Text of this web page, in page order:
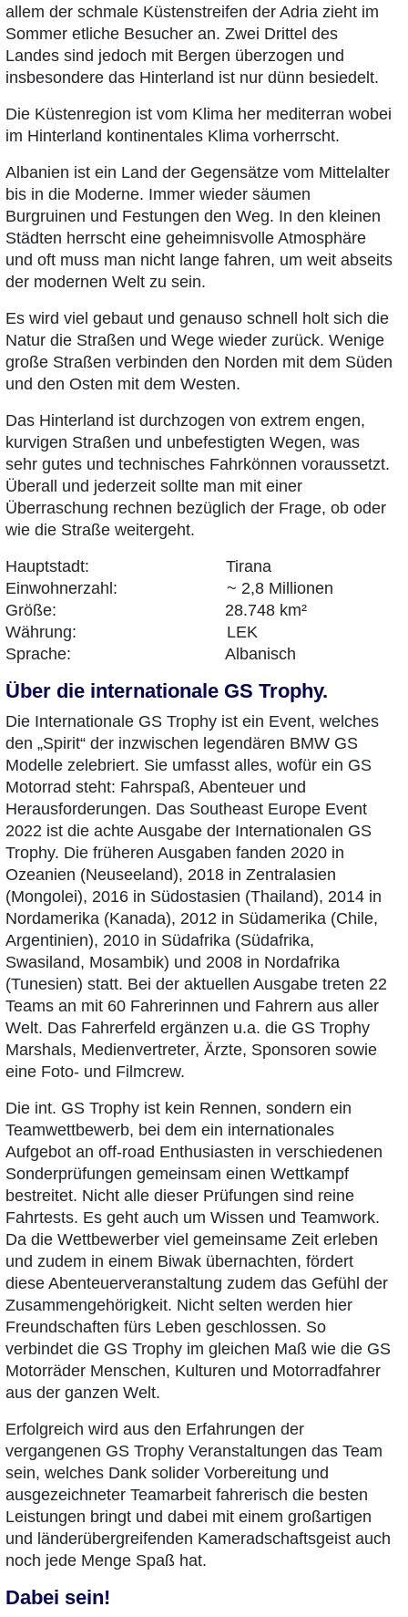
allem der schmale Küstenstreifen der Adria zieht im
Sommer etliche Besucher an. Zwei Drittel des
Landes sind jedoch mit Bergen überzogen und
insbesondere das Hinterland ist nur dünn besiedelt.
Die Küstenregion ist vom Klima her mediterran wobei
im Hinterland kontinentales Klima vorherrscht.
Albanien ist ein Land der Gegensätze vom Mittelalter
bis in die Moderne. Immer wieder säumen
Burgruinen und Festungen den Weg. In den kleinen
Städten herrscht eine geheimnisvolle Atmosphäre
und oft muss man nicht lange fahren, um weit abseits
der modernen Welt zu sein.
Es wird viel gebaut und genauso schnell holt sich die
Natur die Straßen und Wege wieder zurück. Wenige
große Straßen verbinden den Norden mit dem Süden
und den Osten mit dem Westen.
Das Hinterland ist durchzogen von extrem engen,
kurvigen Straßen und unbefestigten Wegen, was
sehr gutes und technisches Fahrkönnen voraussetzt.
Überall und jederzeit sollte man mit einer
Überraschung rechnen bezüglich der Frage, ob oder
wie die Straße weitergeht.
Hauptstadt: Tirana
Einwohnerzahl: ~ 2,8 Millionen
Größe: 28.748 km²
Währung: LEK
Sprache: Albanisch
Über die internationale GS Trophy.
Die Internationale GS Trophy ist ein Event, welches
den „Spirit“ der inzwischen legendären BMW GS
Modelle zelebriert. Sie umfasst alles, wofür ein GS
Motorrad steht: Fahrspaß, Abenteuer und
Herausforderungen. Das Southeast Europe Event
2022 ist die achte Ausgabe der Internationalen GS
Trophy. Die früheren Ausgaben fanden 2020 in
Ozeanien (Neuseeland), 2018 in Zentralasien
(Mongolei), 2016 in Südostasien (Thailand), 2014 in
Nordamerika (Kanada), 2012 in Südamerika (Chile,
Argentinien), 2010 in Südafrika (Südafrika,
Swasiland, Mosambik) und 2008 in Nordafrika
(Tunesien) statt. Bei der aktuellen Ausgabe treten 22
Teams an mit 60 Fahrerinnen und Fahrern aus aller
Welt. Das Fahrerfeld ergänzen u.a. die GS Trophy
Marshals, Medienvertreter, Ärzte, Sponsoren sowie
eine Foto- und Filmcrew.
Die int. GS Trophy ist kein Rennen, sondern ein
Teamwettbewerb, bei dem ein internationales
Aufgebot an off-road Enthusiasten in verschiedenen
Sonderprüfungen gemeinsam einen Wettkampf
bestreitet. Nicht alle dieser Prüfungen sind reine
Fahrtests. Es geht auch um Wissen und Teamwork.
Da die Wettbewerber viel gemeinsame Zeit erleben
und zudem in einem Biwak übernachten, fördert
diese Abenteuerveranstaltung zudem das Gefühl der
Zusammengehörigkeit. Nicht selten werden hier
Freundschaften fürs Leben geschlossen. So
verbindet die GS Trophy im gleichen Maß wie die GS
Motorräder Menschen, Kulturen und Motorradfahrer
aus der ganzen Welt.
Erfolgreich wird aus den Erfahrungen der
vergangenen GS Trophy Veranstaltungen das Team
sein, welches Dank solider Vorbereitung und
ausgezeichneter Teamarbeit fahrerisch die besten
Leistungen bringt und dabei mit einem großartigen
und länderübergreifenden Kameradschaftsgeist auch
noch jede Menge Spaß hat.
Dabei sein!